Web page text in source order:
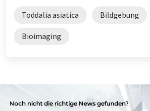
Toddalia asiatica Bildgebung
Bioimaging
Noch nicht die richtige News gefunden?